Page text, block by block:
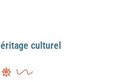
culturel